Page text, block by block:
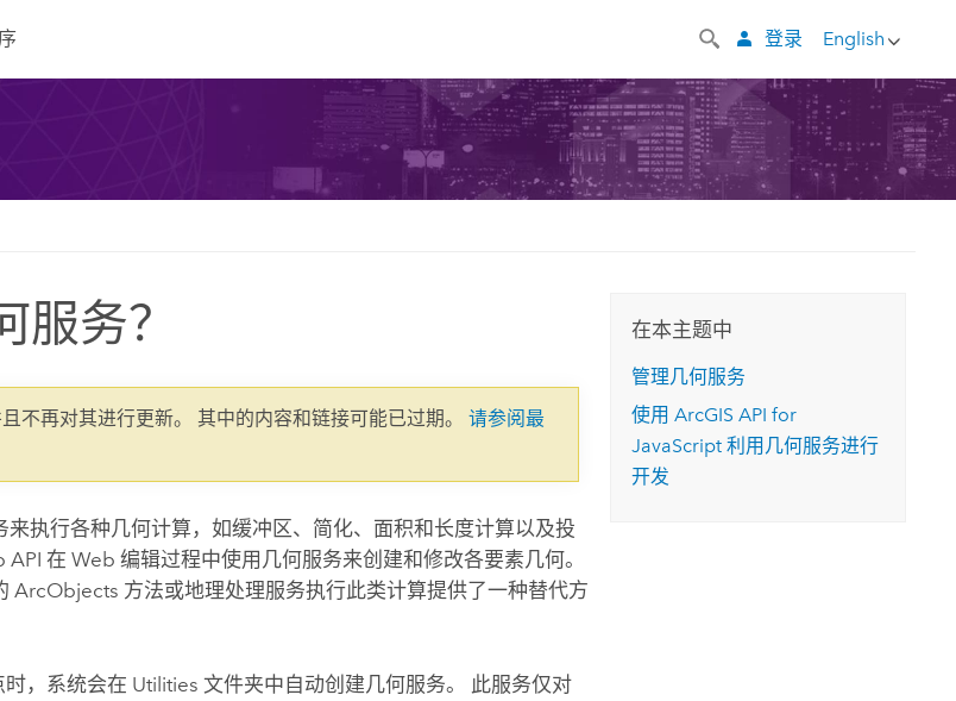
English
登录
服务？
且不再对其进行更新。 其中的内容和链接可能已过期。请参阅最
来执行各种几何计算，如缓冲区、简化、面积和长度计算以及投
在 Web 编辑过程中使用几何服务来创建和修改各要素几何。
ArcObjects 方法或地理处理服务执行此类计算提供了一种替代方
时，系统会在 Utilities 文件夹中自动创建几何服务。 此服务仅对
在本主题中
管理几何服务
使用ArcGIS API for
JavaScript 利用几何服务进行
开发